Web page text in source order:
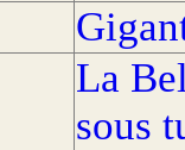
La
sous